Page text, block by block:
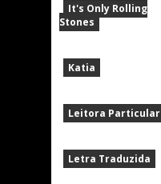
It's Only Rolling
Stones
Katia
Leitora Particular
Letra Traduzida